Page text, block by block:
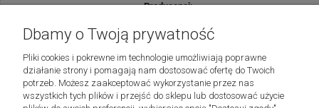
Producenci:
Lovely Baskets
Riviera Maison
Dbamy o Twoją prywatność
Pliki cookies i pokrewne im technologie umożliwiają poprawne
działanie strony i pomagają nam dostosować ofertę do Twoich
potrzeb. Możesz zaakceptować wykorzystanie przez nas
wszystkich tych plików i przejść do sklepu lub dostosować użycie